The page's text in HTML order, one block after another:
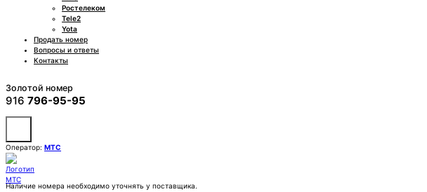
Ростелеком
Tele2
Yota
Продать номер
Вопросы и ответы
Контакты
Золотой номер
916 796-95-95
Оператор: МТС
Наличие номера необходимо уточнять у поставщика.